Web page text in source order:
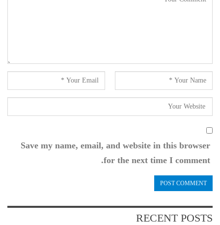
Save my name, email, and website in this browser
for the next time I comment.
RECENT POSTS